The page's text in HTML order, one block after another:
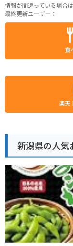
情報が間違っている場合は
最終更新ユーザー：
食
楽天
新潟県の人気